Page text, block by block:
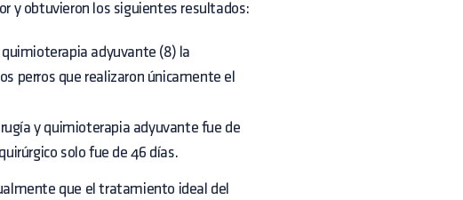
y obtuvieron los siguientes resultados:
adyuvante (8) la
perros que realizaron únicamente el
y quimioterapia adyuvante fue de
solo fue de 46 días.
que el tratamiento ideal del